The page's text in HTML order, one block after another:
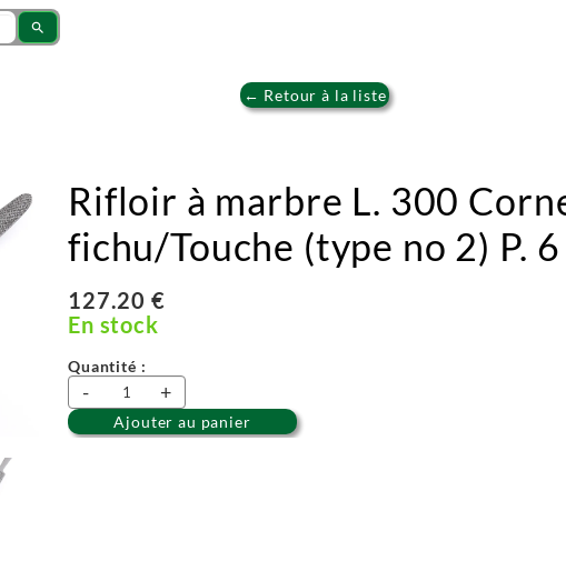
search
← Retour à la liste
Rifloir à marbre L. 300
fichu/Touche (type no 2) P. 6
127.20 €
En stock
Quantité :
- +
Ajouter au panier